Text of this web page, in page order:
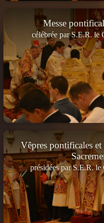
Messe
célébrée par S.E.R. le
Vêpres pontificales
présidées par S.E.R.